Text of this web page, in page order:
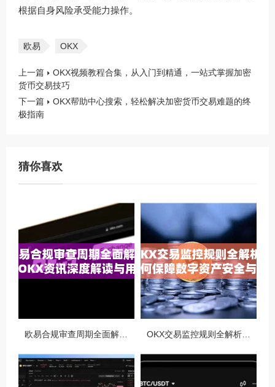
根据自身风险承受能力操作。
欧易 OKX
上一篇
OKX视频教程合集，从入门到精通，一站式掌握加密
货币交易技巧
下一篇
OKX帮助中心搜索，轻松解决加密货币交易难题的终
极指南
猜你喜欢